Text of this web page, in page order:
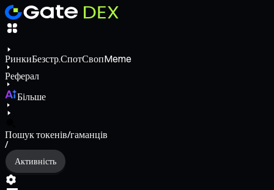
РинкиБезстр.СпотСвопMeme
Реферал
Більше
Пошук токенів/гаманців
/
Активність